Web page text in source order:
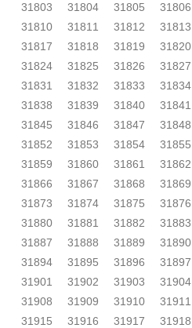
31803
31804 31805 31806
31810
31811 31812 31813
31817
31818 31819 31820
31824
31825 31826 31827
31831
31832 31833 31834
31838
31839 31840 31841
31845
31846 31847 31848
31852
31853 31854 31855
31859
31860 31861 31862
31866
31867 31868 31869
31873
31874 31875 31876
31880
31881 31882 31883
31887
31888 31889 31890
31894
31895 31896 31897
31901
31902 31903 31904
31908
31909 31910 31911
31915
31916 31917 31918